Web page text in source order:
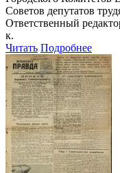
Советов депутатов
Ответственный
к.
Читать Подробнее